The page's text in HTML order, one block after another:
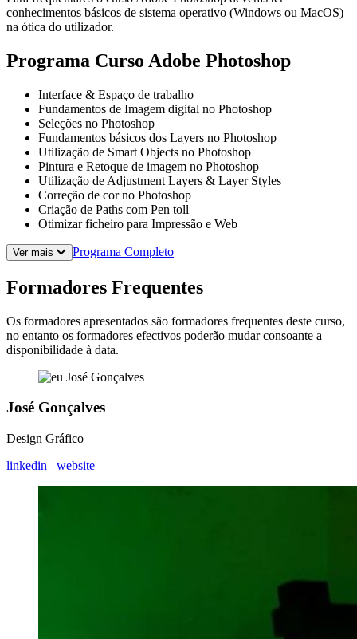
conhecimentos básicos de sistema operativo (Windows ou MacOS)
na ótica do utilizador.
Programa Curso Adobe Photoshop
Interface & Espaço de trabalho
Fundamentos de Imagem digital no Photoshop
Seleções no Photoshop
Fundamentos básicos dos Layers no Photoshop
Utilização de Smart Objects no Photoshop
Pintura e Retoque de imagem no Photoshop
Utilização de Adjustment Layers & Layer Styles
Correção de cor no Photoshop
Criação de Paths com Pen toll
Otimizar ficheiro para Impressão e Web
Ver mais Programa Completo
Formadores Frequentes
Os formadores apresentados são formadores frequentes deste curso,
no entanto os formadores efectivos poderão mudar consoante a
disponibilidade à data.
José Gonçalves
Design Gráfico
linkedin
website